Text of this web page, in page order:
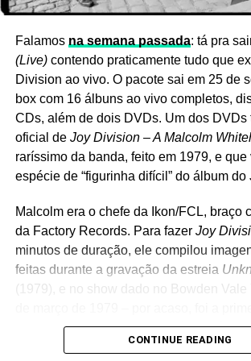
descreveu os projetos como algumas
mais se orgulha. O álbum principal,
Falamos na semana passada: tá pra
(Live)contendo praticamente tudo que
Division ao vivo. O pacote sai em 25 de
box com 16 álbuns ao vivo completos,
CDs, além de dois DVDs. Um dos DVDs
oficial de Joy Division – A Malcolm
raríssimo da banda, feito em 1979, e que
espécie de “figurinha difícil” do álbum do
Malcolm era o chefe da Ikon/FCL, braço
da Factory Records. Para fazer Joy
minutos de duração, ele compilou
feitas durante a gravação da estreia
(1979), e no show dado no Bowden Vale
show do grupo foi filmado. Há também
CONTINUE READING